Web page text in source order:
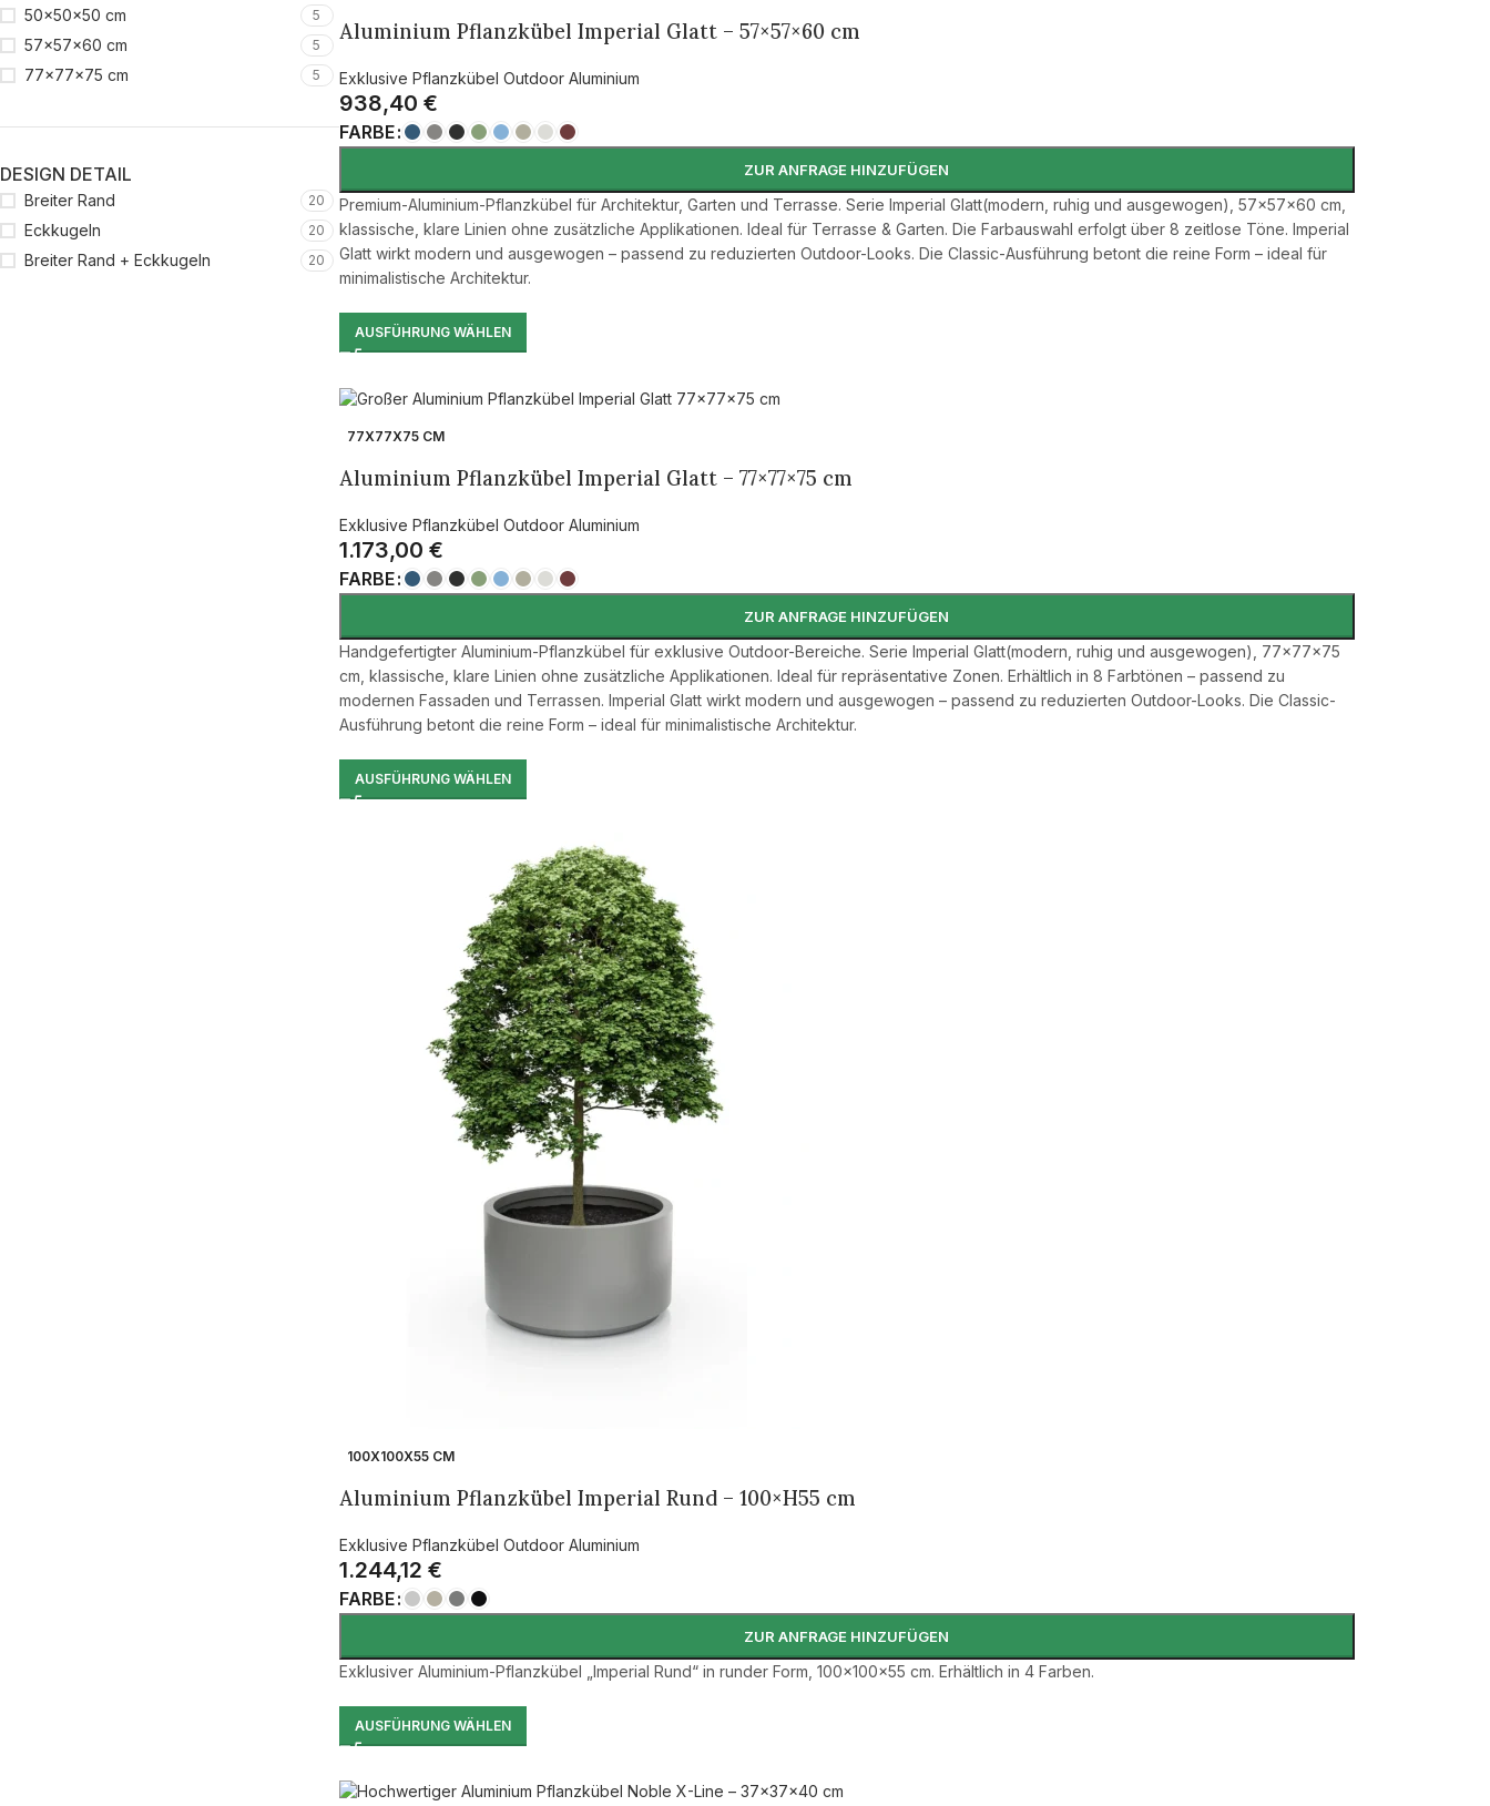
50x50x50 cm 5
57x57x60 cm 5
77x77x75 cm 5
DESIGN DETAIL
Breiter Rand 20
Eckkugeln 20
Breiter Rand + Eckkugeln 20
Aluminium Pflanzkübel Imperial Glatt – 57×57×60 cm
Exklusive Pflanzkübel Outdoor Aluminium
938,40 €
FARBE
ZUR ANFRAGE HINZUFÜGEN
Premium-Aluminium-Pflanzkübel für Architektur, Garten und Terrasse. Serie Imperial Glatt(modern, ruhig und ausgewogen), 57×57×60 cm,
klassische, klare Linien ohne zusätzliche Applikationen. Ideal für Terrasse & Garten. Die Farbauswahl erfolgt über 8 zeitlose Töne. Imperial
Glatt wirkt modern und ausgewogen – passend zu reduzierten Outdoor-Looks. Die Classic-Ausführung betont die reine Form – ideal für
minimalistische Architektur.
AUSFÜHRUNG WÄHLEN
77X77X75 CM
Aluminium Pflanzkübel Imperial Glatt – 77×77×75 cm
Exklusive Pflanzkübel Outdoor Aluminium
1.173,00 €
FARBE
ZUR ANFRAGE HINZUFÜGEN
Handgefertigter Aluminium-Pflanzkübel für exklusive Outdoor-Bereiche. Serie Imperial Glatt(modern, ruhig und ausgewogen), 77×77×75
cm, klassische, klare Linien ohne zusätzliche Applikationen. Ideal für repräsentative Zonen. Erhältlich in 8 Farbtönen – passend zu
modernen Fassaden und Terrassen. Imperial Glatt wirkt modern und ausgewogen – passend zu reduzierten Outdoor-Looks. Die Classic-
Ausführung betont die reine Form – ideal für minimalistische Architektur.
AUSFÜHRUNG WÄHLEN
100X100X55 CM
Aluminium Pflanzkübel Imperial Rund – 100×H55 cm
Exklusive Pflanzkübel Outdoor Aluminium
1.244,12 €
FARBE
ZUR ANFRAGE HINZUFÜGEN
Exklusiver Aluminium-Pflanzkübel „Imperial Rund“ in runder Form, 100×100×55 cm. Erhältlich in 4 Farben.
AUSFÜHRUNG WÄHLEN